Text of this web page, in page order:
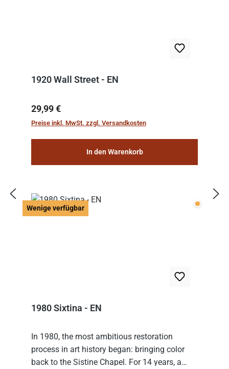
1920 Wall Street - EN
Regulärer Preis:
29,99 €
Preise inkl. MwSt. zzgl. Versandkosten
In den Warenkorb
Wenige verfügbar Wenige
1980 Sixtina - EN
In 1980, the most ambitious restoration
process in art history began: bringing color
back to the Sistine Chapel. For 14 years, a